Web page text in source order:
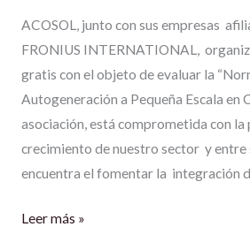
ACOSOL, junto con sus empresas
FRONIUS INTERNATIONAL,
gratis con el objeto de evaluar la
Autogeneración a Pequeña Escala en
asociación, está comprometida con la
crecimiento de nuestro sector y entre
encuentra el fomentar la integración
Leer más »